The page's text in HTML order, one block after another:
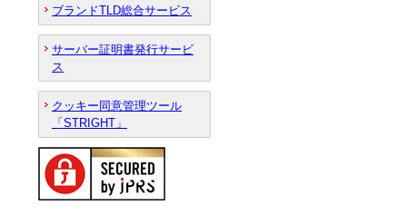
ブランドTLD総合サービス
サーバー証明書発行サービ
ス
クッキー同意管理ツール
「STRIGHT」